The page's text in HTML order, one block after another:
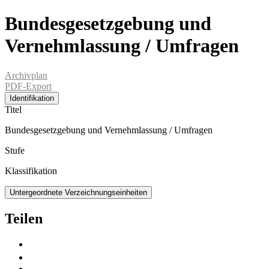
Bundesgesetzgebung und
Vernehmlassung / Umfragen
Archivplan
PDF-Export
Identifikation
Titel
Bundesgesetzgebung und Vernehmlassung / Umfragen
Stufe
Klassifikation
Untergeordnete Verzeichnungseinheiten
Teilen